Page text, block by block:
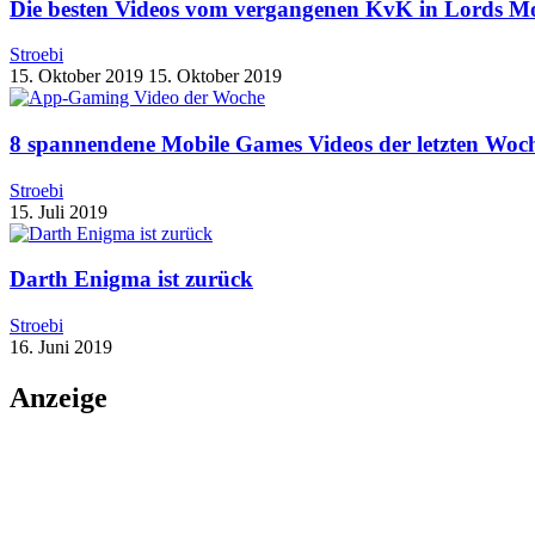
Die besten Videos vom vergangenen KvK in Lords
Stroebi
15. Oktober 2019 15. Oktober 2019
8 spannendene Mobile Games Videos der letzten
Stroebi
15. Juli 2019
Darth Enigma ist zurück
Stroebi
16. Juni 2019
Anzeige